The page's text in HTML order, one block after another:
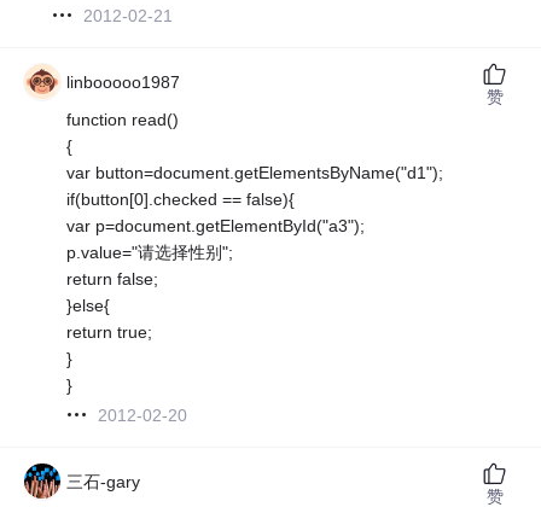
2012-02-21
linbooooo1987
function read()
{
var button=document.getElementsByName("d1");
if(button[0].checked == false){
var p=document.getElementById("a3");
p.value="请选择性别";
return false;
}else{
return true;
}
}
2012-02-20
赞
三石-gary
赞